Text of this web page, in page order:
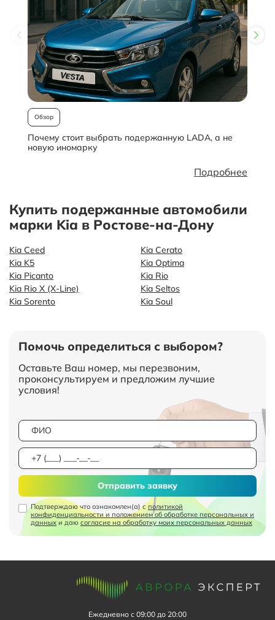
Обзор
Почему стоит выбрать подержанную LADA, а не
новую иномарку
Подробнее
Купить подержанные автомобили
марки Kia в Ростове-на-Дону
Kia Ceed
Kia Cerato
Kia K5
Kia Optima
Kia Picanto
Kia Rio
Kia Rio X (X-Line)
Kia Seltos
Kia Sorento
Kia Soul
Помочь определиться с выбором?
Оставьте Ваш номер, мы перезвоним,
проконсультируем и предложим лучшие
условия!
Подтверждаю что ознакомлен(а) сполитикой
конфиденциальности и положением об обработке персональных и
данных и даю согласие на обработку моих персональных данных
Отправить заявку
Ежедневно с 09:00 до 20:00